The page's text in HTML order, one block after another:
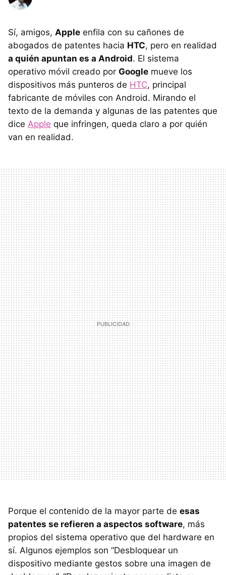
Sí, amigos, Apple enfila con su cañones de
abogados de patentes hacia HTC, pero en realidad
a quién apuntan es a Android. El sistema
operativo móvil creado por Google mueve los
dispositivos más punteros de HTC, principal
fabricante de móviles con Android. Mirando el
texto de la demanda y algunas de las patentes que
dice Apple que infringen, queda claro a por quién
van en realidad.
Porque el contenido de la mayor parte de esas
patentes se refieren a aspectos software, más
propios del sistema operativo que del hardware en
sí. Algunos ejemplos son “Desbloquear un
dispositivo mediante gestos sobre una imagen de